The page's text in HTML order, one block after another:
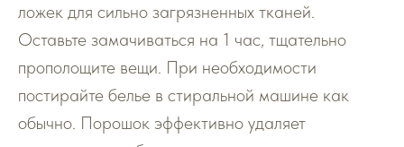
ложек для сильно загрязненных тканей.
Оставьте замачиваться на 1 час, тщательно
прополощите вещи. При необходимости
постирайте белье в стиральной машине как
обычно. Порошок эффективно удаляет